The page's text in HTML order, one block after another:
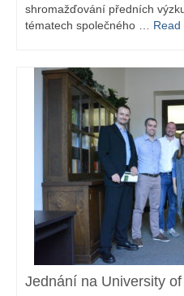
shromažďování předních
tématech společného … Read
Jednání na University